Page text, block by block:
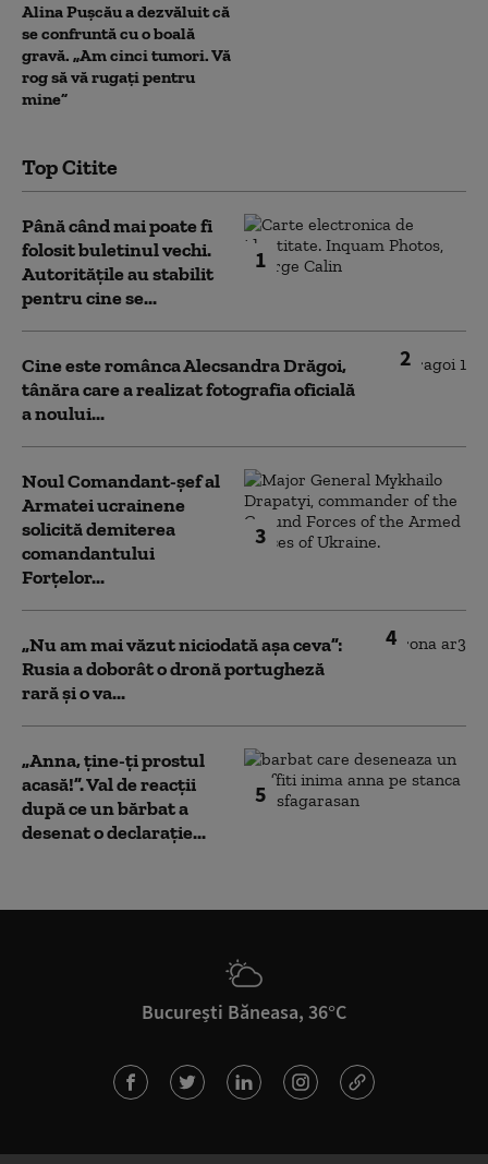
Alina Pușcău a dezvăluit că
se confruntă cu o boală
gravă. „Am cinci tumori. Vă
rog să vă rugați pentru
mine”
Top Citite
1
Până când mai poate fi
folosit buletinul vechi.
Autoritățile au stabilit
pentru cine se...
2
Cine este românca Alecsandra Drăgoi,
tânăra care a realizat fotografia oficială
a noului...
3
Noul Comandant-șef al
Armatei ucrainene
solicită demiterea
comandantului
Forțelor...
4
„Nu am mai văzut niciodată așa ceva”:
Rusia a doborât o dronă portugheză
rară și o va...
5
„Anna, ţine-ţi prostul
acasă!”. Val de reacții
după ce un bărbat a
desenat o declarație...
București Băneasa, 36°C